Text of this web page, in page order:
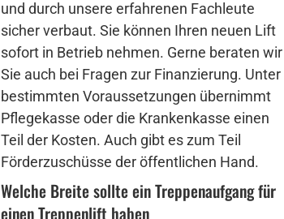
und durch unsere erfahrenen Fachleute
sicher verbaut. Sie können Ihren neuen Lift
sofort in Betrieb nehmen. Gerne beraten wir
Sie auch bei Fragen zur Finanzierung. Unter
bestimmten Voraussetzungen übernimmt
Pflegekasse oder die Krankenkasse einen
Teil der Kosten. Auch gibt es zum Teil
Förderzuschüsse der öffentlichen Hand.
Welche Breite sollte ein Treppenaufgang für
einen Treppenlift haben